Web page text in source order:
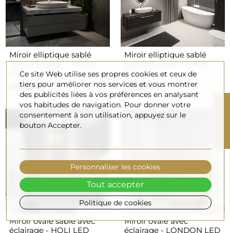
Miroir elliptique sablé
avec éclairage - FRIDA
LED I
290,00 €
Miroir elliptique sablé
avec éclairage - FRIDA
LED II
290,00 €
Miroir ovale sablé avec
éclairage - HOLI LED
Miroir ovale avec
éclairage - LONDON LED
Ce site Web utilise ses propres cookies et ceux de
tiers pour améliorer nos services et vous montrer
des publicités liées à vos préférences en analysant
vos habitudes de navigation. Pour donner votre
consentement à son utilisation, appuyez sur le
bouton Accepter.
Politique de cookies
Personnaliser les cookies
Tout accepter